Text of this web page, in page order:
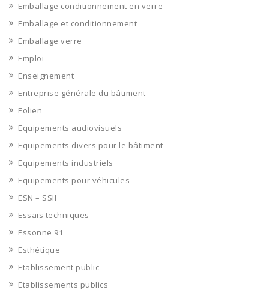
Emballage conditionnement en verre
Emballage et conditionnement
Emballage verre
Emploi
Enseignement
Entreprise générale du bâtiment
Eolien
Equipements audiovisuels
Equipements divers pour le bâtiment
Equipements industriels
Equipements pour véhicules
ESN – SSII
Essais techniques
Essonne 91
Esthétique
Etablissement public
Etablissements publics